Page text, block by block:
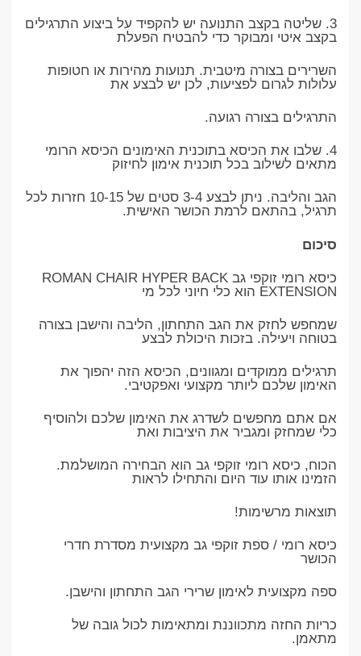
3. שליטה בקצב התנועה יש להקפיד על ביצוע התרגילים
בקצב איטי ומבוקר כדי להבטיח הפעלת
השרירים בצורה מיטבית. תנועות מהירות או חטופות
עלולות לגרום לפציעות, לכן יש לבצע את
התרגילים בצורה רגועה.
4. שלבו את הכיסא בתוכנית האימונים הכיסא הרומי
מתאים לשילוב בכל תוכנית אימון לחיזוק
הגב והליבה. ניתן לבצע 3-4 סטים של 10-15 חזרות לכל
תרגיל, בהתאם לרמת הכושר האישית.
סיכום
כיסא רומי זוקפי גב ROMAN CHAIR HYPER BACK
EXTENSION הוא כלי חיוני לכל מי
שמחפש לחזק את הגב התחתון, הליבה והישבן בצורה
בטוחה ויעילה. בזכות היכולת לבצע
תרגילים ממוקדים ומגוונים, הכיסא הזה יהפוך את
האימון שלכם ליותר מקצועי ואפקטיבי.
אם אתם מחפשים לשדרג את האימון שלכם ולהוסיף
כלי שמחזק ומגביר את היציבות ואת
הכוח, כיסא רומי זוקפי גב הוא הבחירה המושלמת.
הזמינו אותו עוד היום והתחילו לראות
תוצאות מרשימות!
כיסא רומי / ספת זוקפי גב מקצועית מסדרת חדרי
הכושר
ספה מקצועית לאימון שרירי הגב התחתון והישבן.
כריות החזה מתכווננת ומתאימות לכול גובה של
מתאמן.